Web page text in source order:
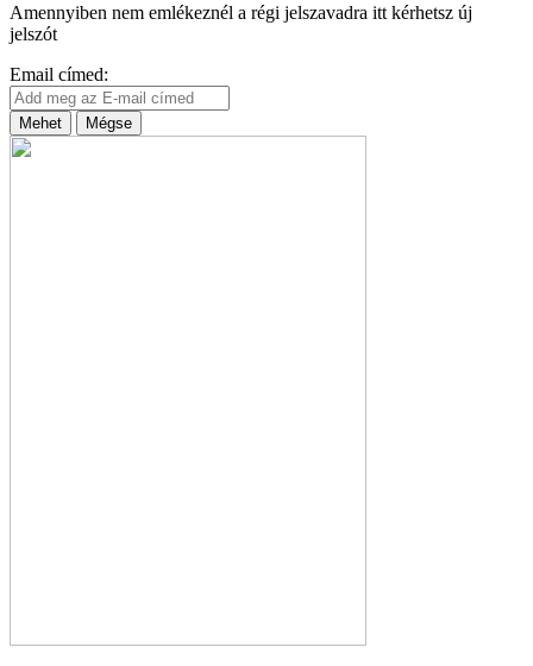
Amennyiben nem emlékeznél a régi jelszavadra itt kérhetsz új
jelszót
Email címed:
Mehet Mégse